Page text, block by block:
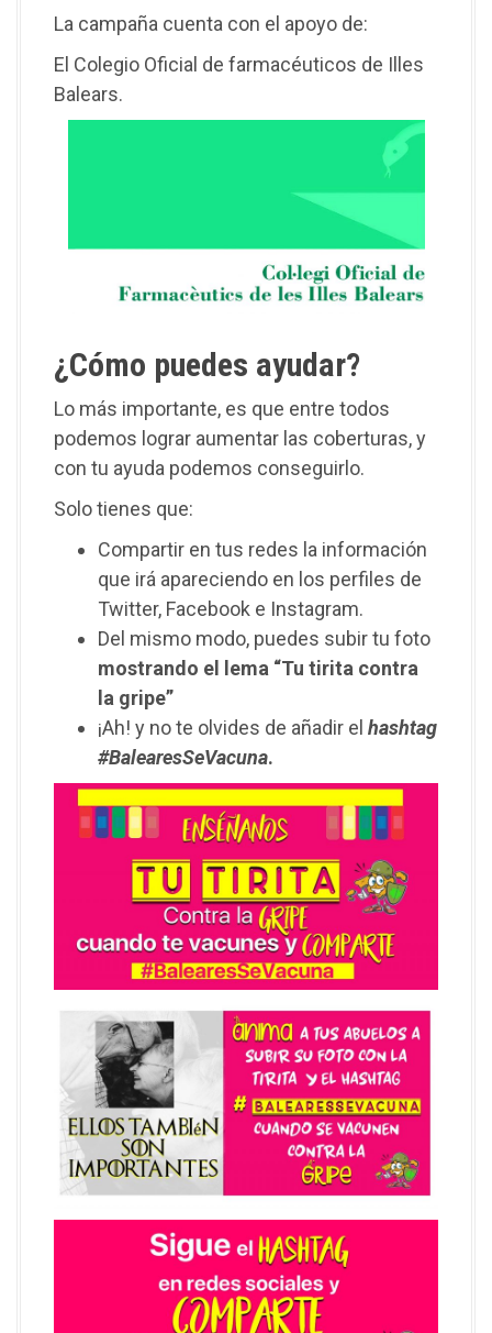
La campaña cuenta con el apoyo de:
El Colegio Oficial de farmacéuticos de Illes
Balears.
¿Cómo puedes ayudar?
Lo más importante, es que entre todos
podemos lograr aumentar las coberturas, y
con tu ayuda podemos conseguirlo.
Solo tienes que:
Compartir en tus redes la información
que irá apareciendo en los perfiles de
Twitter, Facebook e Instagram.
Del mismo modo, puedes subir tu foto
mostrando el lema “Tu tirita contra
la gripe”
¡Ah! y no te olvides de añadir el hashtag
#BalearesSeVacuna.